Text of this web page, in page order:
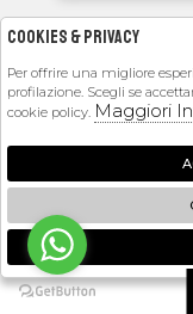
2026 Petit Pasha - P.iva
🍪
Cookies & Privacy
Per offrire una migliore
profilazione. Scegli se
cookie policy. Maggiori